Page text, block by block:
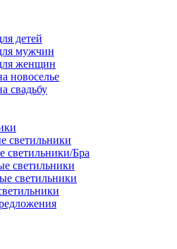
детей
мужчин
женщин
новоселье
свадьбу
светильники
светильники/Бра
светильники
светильники